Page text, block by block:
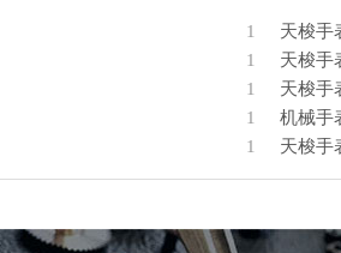
1
天梭手
1
天梭手
1
天梭手
1
机械手
1 天梭手